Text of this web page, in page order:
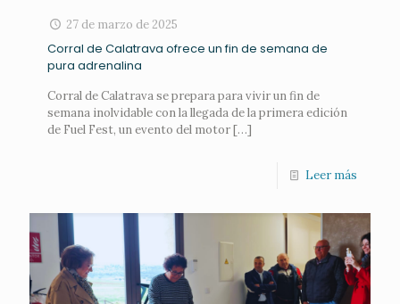
27 de marzo de 2025
Corral de Calatrava ofrece un fin de semana de
pura adrenalina
Corral de Calatrava se prepara para vivir un fin de
semana inolvidable con la llegada de la primera edición
de Fuel Fest, un evento del motor[…]
Leer más